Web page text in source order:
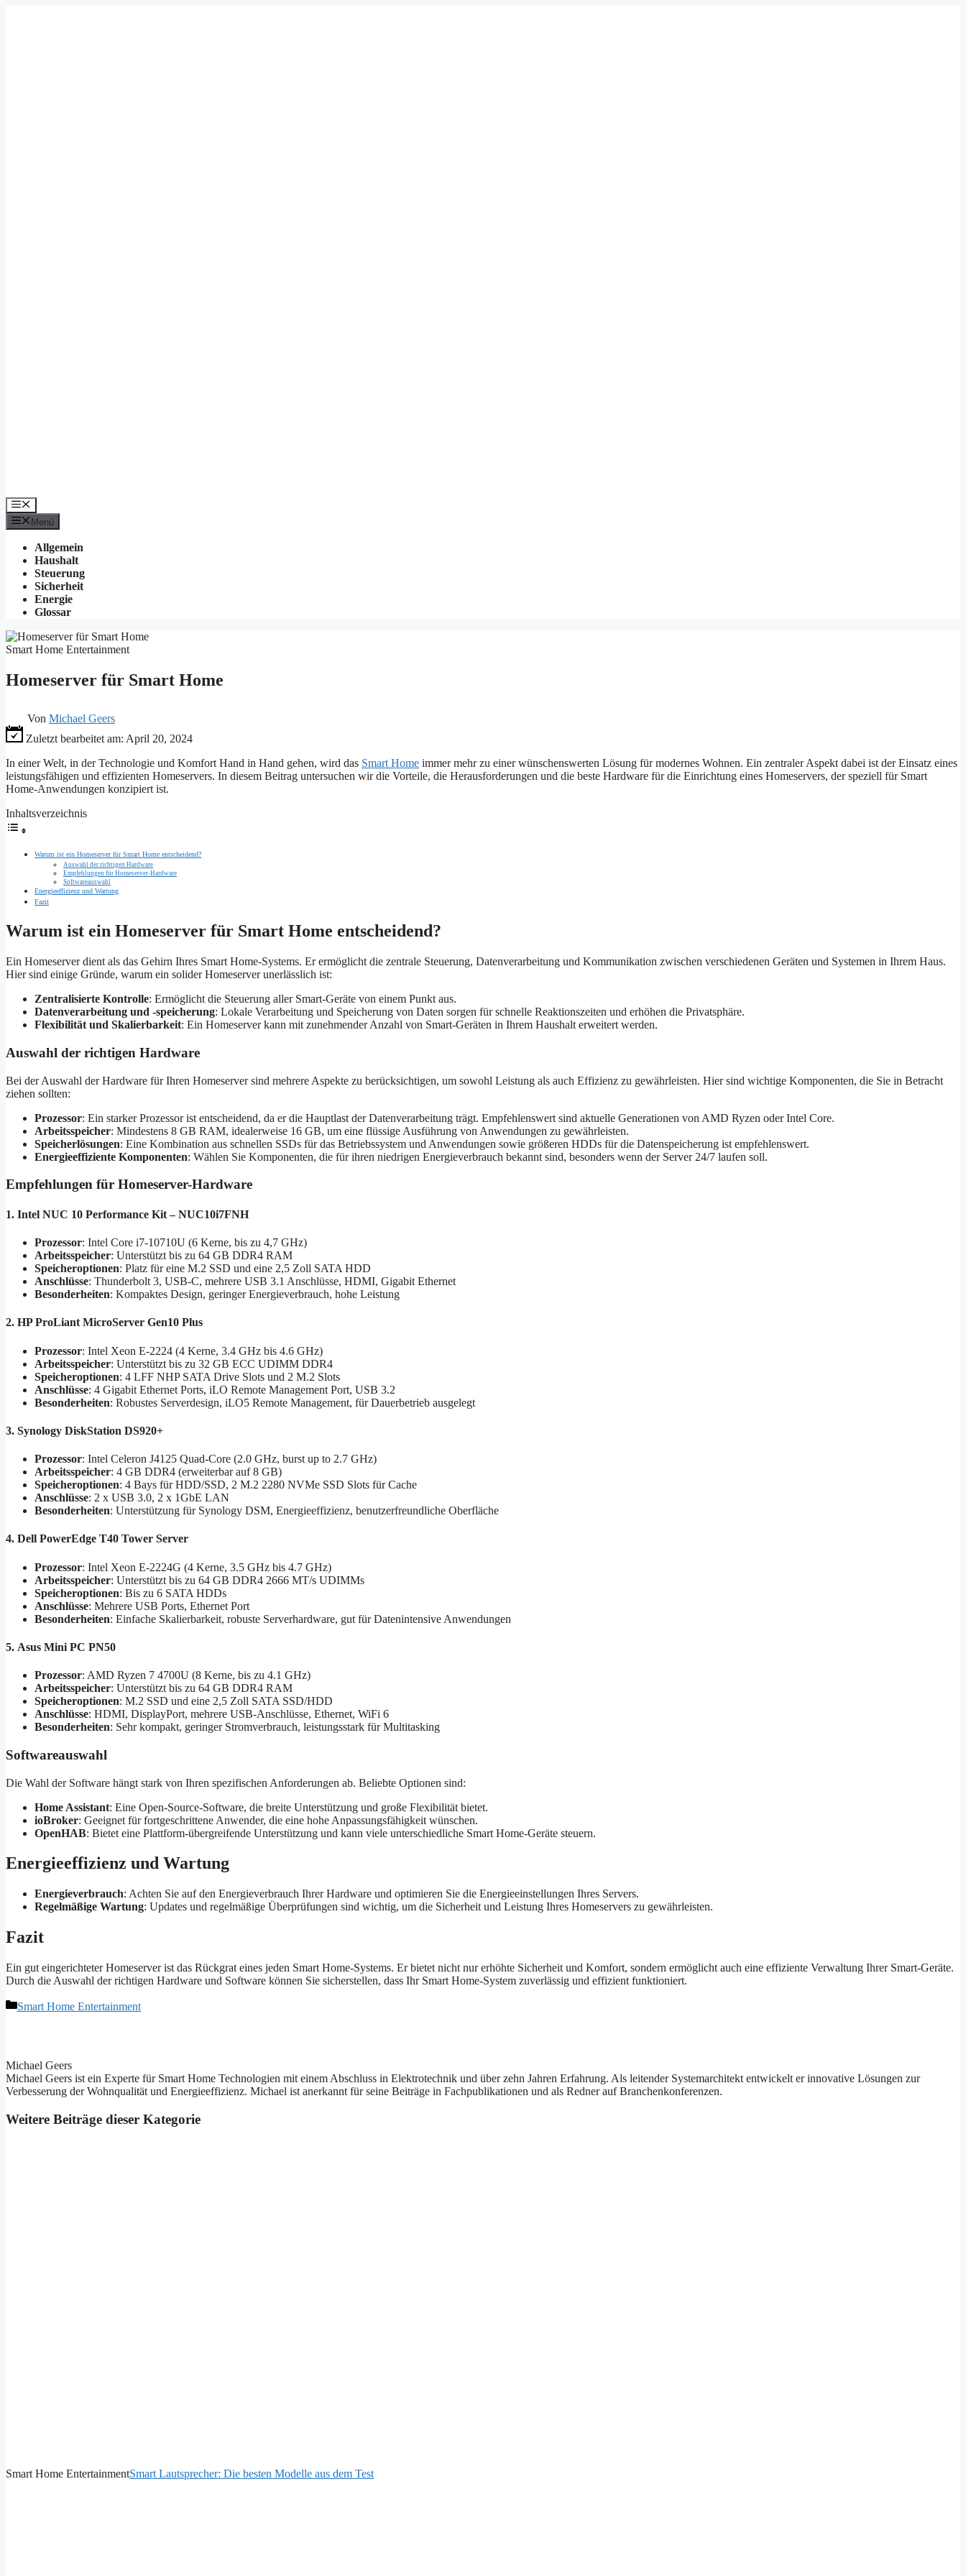
Menü
Menü
Allgemein
Haushalt
Steuerung
Sicherheit
Energie
Glossar
Smart Home Entertainment
Homeserver für Smart Home
Von Michael Geers
Zuletzt bearbeitet am: April 20, 2024
In einer Welt, in der Technologie und Komfort Hand in Hand gehen, wird das Smart Home immer mehr zu einer wünschenswerten Lösung für modernes Wohnen. Ein zentraler Aspekt dabei ist der Einsatz eines
leistungsfähigen und effizienten Homeservers. In diesem Beitrag untersuchen wir die Vorteile, die Herausforderungen und die beste Hardware für die Einrichtung eines Homeservers, der speziell für Smart
Home-Anwendungen konzipiert ist.
Inhaltsverzeichnis
Warum ist ein Homeserver für Smart Home entscheidend?
Auswahl der richtigen Hardware
Empfehlungen für Homeserver-Hardware
Softwareauswahl
Energieeffizienz und Wartung
Fazit
Warum ist ein Homeserver für Smart Home entscheidend?
Ein Homeserver dient als das Gehirn Ihres Smart Home-Systems. Er ermöglicht die zentrale Steuerung, Datenverarbeitung und Kommunikation zwischen verschiedenen Geräten und Systemen in Ihrem Haus.
Hier sind einige Gründe, warum ein solider Homeserver unerlässlich ist:
Zentralisierte Kontrolle: Ermöglicht die Steuerung aller Smart-Geräte von einem Punkt aus.
Datenverarbeitung und -speicherung: Lokale Verarbeitung und Speicherung von Daten sorgen für schnelle Reaktionszeiten und erhöhen die Privatsphäre.
Flexibilität und Skalierbarkeit: Ein Homeserver kann mit zunehmender Anzahl von Smart-Geräten in Ihrem Haushalt erweitert werden.
Auswahl der richtigen Hardware
Bei der Auswahl der Hardware für Ihren Homeserver sind mehrere Aspekte zu berücksichtigen, um sowohl Leistung als auch Effizienz zu gewährleisten. Hier sind wichtige Komponenten, die Sie in Betracht
ziehen sollten:
Prozessor: Ein starker Prozessor ist entscheidend, da er die Hauptlast der Datenverarbeitung trägt. Empfehlenswert sind aktuelle Generationen von AMD Ryzen oder Intel Core.
Arbeitsspeicher: Mindestens 8 GB RAM, idealerweise 16 GB, um eine flüssige Ausführung von Anwendungen zu gewährleisten.
Speicherlösungen: Eine Kombination aus schnellen SSDs für das Betriebssystem und Anwendungen sowie größeren HDDs für die Datenspeicherung ist empfehlenswert.
Energieeffiziente Komponenten: Wählen Sie Komponenten, die für ihren niedrigen Energieverbrauch bekannt sind, besonders wenn der Server 24/7 laufen soll.
Empfehlungen für Homeserver-Hardware
1. Intel NUC 10 Performance Kit – NUC10i7FNH
Prozessor: Intel Core i7-10710U (6 Kerne, bis zu 4,7 GHz)
Arbeitsspeicher: Unterstützt bis zu 64 GB DDR4 RAM
Speicheroptionen: Platz für eine M.2 SSD und eine 2,5 Zoll SATA HDD
Anschlüsse: Thunderbolt 3, USB-C, mehrere USB 3.1 Anschlüsse, HDMI, Gigabit Ethernet
Besonderheiten: Kompaktes Design, geringer Energieverbrauch, hohe Leistung
2. HP ProLiant MicroServer Gen10 Plus
Prozessor: Intel Xeon E-2224 (4 Kerne, 3.4 GHz bis 4.6 GHz)
Arbeitsspeicher: Unterstützt bis zu 32 GB ECC UDIMM DDR4
Speicheroptionen: 4 LFF NHP SATA Drive Slots und 2 M.2 Slots
Anschlüsse: 4 Gigabit Ethernet Ports, iLO Remote Management Port, USB 3.2
Besonderheiten: Robustes Serverdesign, iLO5 Remote Management, für Dauerbetrieb ausgelegt
3. Synology DiskStation DS920+
Prozessor: Intel Celeron J4125 Quad-Core (2.0 GHz, burst up to 2.7 GHz)
Arbeitsspeicher: 4 GB DDR4 (erweiterbar auf 8 GB)
Speicheroptionen: 4 Bays für HDD/SSD, 2 M.2 2280 NVMe SSD Slots für Cache
Anschlüsse: 2 x USB 3.0, 2 x 1GbE LAN
Besonderheiten: Unterstützung für Synology DSM, Energieeffizienz, benutzerfreundliche Oberfläche
4. Dell PowerEdge T40 Tower Server
Prozessor: Intel Xeon E-2224G (4 Kerne, 3.5 GHz bis 4.7 GHz)
Arbeitsspeicher: Unterstützt bis zu 64 GB DDR4 2666 MT/s UDIMMs
Speicheroptionen: Bis zu 6 SATA HDDs
Anschlüsse: Mehrere USB Ports, Ethernet Port
Besonderheiten: Einfache Skalierbarkeit, robuste Serverhardware, gut für Datenintensive Anwendungen
5. Asus Mini PC PN50
Prozessor: AMD Ryzen 7 4700U (8 Kerne, bis zu 4.1 GHz)
Arbeitsspeicher: Unterstützt bis zu 64 GB DDR4 RAM
Speicheroptionen: M.2 SSD und eine 2,5 Zoll SATA SSD/HDD
Anschlüsse: HDMI, DisplayPort, mehrere USB-Anschlüsse, Ethernet, WiFi 6
Besonderheiten: Sehr kompakt, geringer Stromverbrauch, leistungsstark für Multitasking
Softwareauswahl
Die Wahl der Software hängt stark von Ihren spezifischen Anforderungen ab. Beliebte Optionen sind:
Home Assistant: Eine Open-Source-Software, die breite Unterstützung und große Flexibilität bietet.
ioBroker: Geeignet für fortgeschrittene Anwender, die eine hohe Anpassungsfähigkeit wünschen.
OpenHAB: Bietet eine Plattform-übergreifende Unterstützung und kann viele unterschiedliche Smart Home-Geräte steuern.
Energieeffizienz und Wartung
Energieverbrauch: Achten Sie auf den Energieverbrauch Ihrer Hardware und optimieren Sie die Energieeinstellungen Ihres Servers.
Regelmäßige Wartung: Updates und regelmäßige Überprüfungen sind wichtig, um die Sicherheit und Leistung Ihres Homeservers zu gewährleisten.
Fazit
Ein gut eingerichteter Homeserver ist das Rückgrat eines jeden Smart Home-Systems. Er bietet nicht nur erhöhte Sicherheit und Komfort, sondern ermöglicht auch eine effiziente Verwaltung Ihrer Smart-Geräte.
Durch die Auswahl der richtigen Hardware und Software können Sie sicherstellen, dass Ihr Smart Home-System zuverlässig und effizient funktioniert.
Kategorien
Smart Home Entertainment
Michael Geers
Michael Geers ist ein Experte für Smart Home Technologien mit einem Abschluss in Elektrotechnik und über zehn Jahren Erfahrung. Als leitender Systemarchitekt entwickelt er innovative Lösungen zur
Verbesserung der Wohnqualität und Energieeffizienz. Michael ist anerkannt für seine Beiträge in Fachpublikationen und als Redner auf Branchenkonferenzen.
Weitere Beiträge dieser Kategorie
Smart Home EntertainmentSmart Lautsprecher: Die besten Modelle aus dem Test